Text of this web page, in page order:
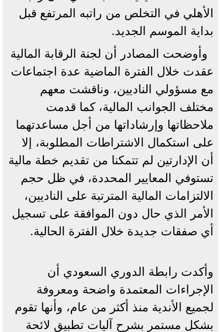
الأهلي في التخلص من راتبه المرتفع قبل
بداية الموسم الجديد.
وأوضحت المصادر أن لجنة الرقابة المالية
عقدت خلال الفترة الماضية عدة اجتماعات
مع مسؤولي الناديين، وناقشت معهم
مختلف الجوانب المالية، كما قدمت
ملاحظاتها وإرشاداتها من أجل مساعدتهما
على استكمال الاشتراطات المطلوبة، إلا
أن الإدارتين لم تتمكنا من تقديم خطة مالية
تستوفي المعايير المحددة، في ظل حجم
الالتزامات المالية المترتبة على الناديين،
الأمر الذي حال دون الموافقة على تسجيل
أي صفقات جديدة خلال الفترة الحالية.
وأكدت رابطة الدوري السعودي أن
الإجراءات المعتمدة واضحة ومعروفة
لجميع الأندية منذ أكثر من عام، وأنها تقوم
بشكل مستمر بشرح آليات تطبيق لائحة